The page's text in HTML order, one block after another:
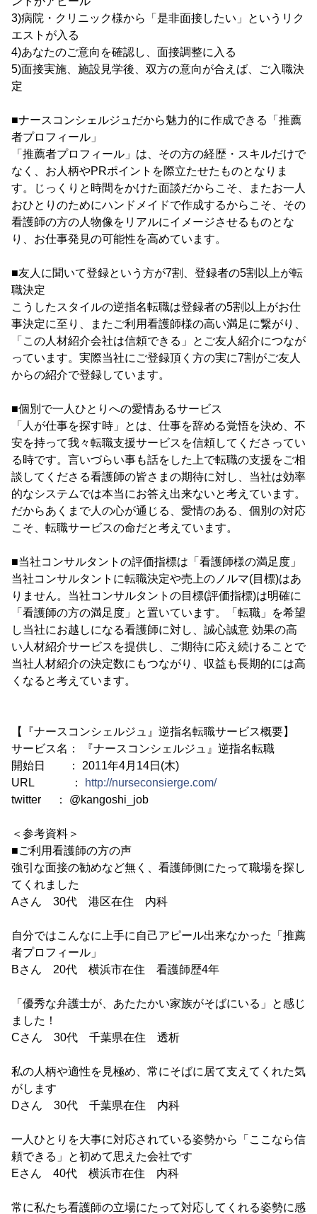
3)病院・クリニック様から「是非面接したい」というリク
エストが入る
4)あなたのご意向を確認し、面接調整に入る
5)面接実施、施設見学後、双方の意向が合えば、ご入職決
定
■ナースコンシェルジュだから魅力的に作成できる「推薦
者プロフィール」
「推薦者プロフィール」は、その方の経歴・スキルだけで
なく、お人柄やPRポイントを際立たせたものとなりま
す。じっくりと時間をかけた面談だからこそ、またお一人
おひとりのためにハンドメイドで作成するからこそ、その
看護師の方の人物像をリアルにイメージさせるものとな
り、お仕事発見の可能性を高めています。
■友人に聞いて登録という方が7割、登録者の5割以上が転
職決定
こうしたスタイルの逆指名転職は登録者の5割以上がお仕
事決定に至り、またご利用看護師様の高い満足に繋がり、
「この人材紹介会社は信頼できる」とご友人紹介につなが
っています。実際当社にご登録頂く方の実に7割がご友人
からの紹介で登録しています。
■個別で一人ひとりへの愛情あるサービス
「人が仕事を探す時」とは、仕事を辞める覚悟を決め、不
安を持って我々転職支援サービスを信頼してくださってい
る時です。言いづらい事も話をした上で転職の支援をご相
談してくださる看護師の皆さまの期待に対し、当社は効率
的なシステムでは本当にお答え出来ないと考えています。
だからあくまで人の心が通じる、愛情のある、個別の対応
こそ、転職サービスの命だと考えています。
■当社コンサルタントの評価指標は「看護師様の満足度」
当社コンサルタントに転職決定や売上のノルマ(目標)はあ
りません。当社コンサルタントの目標(評価指標)は明確に
「看護師の方の満足度」と置いています。「転職」を希望
し当社にお越しになる看護師に対し、誠心誠意 効果の高
い人材紹介サービスを提供し、ご期待に応え続けることで
当社人材紹介の決定数にもつながり、収益も長期的には高
くなると考えています。
【『ナースコンシェルジュ』逆指名転職サービス概要】
サービス名： 『ナースコンシェルジュ』逆指名転職
開始日 ： 2011年4月14日(木)
URL ：
http://nurseconsierge.com/
twitter ： @kangoshi_job
＜参考資料＞
■ご利用看護師の方の声
強引な面接の勧めなど無く、看護師側にたって職場を探し
てくれました
Aさん 30代 港区在住 内科
自分ではこんなに上手に自己アピール出来なかった「推薦
者プロフィール」
Bさん 20代 横浜市在住 看護師歴4年
「優秀な弁護士が、あたたかい家族がそばにいる」と感じ
ました！
Cさん 30代 千葉県在住 透析
私の人柄や適性を見極め、常にそばに居て支えてくれた気
がします
Dさん 30代 千葉県在住 内科
一人ひとりを大事に対応されている姿勢から「ここなら信
頼できる」と初めて思えた会社です
Eさん 40代 横浜市在住 内科
常に私たち看護師の立場にたって対応してくれる姿勢に感